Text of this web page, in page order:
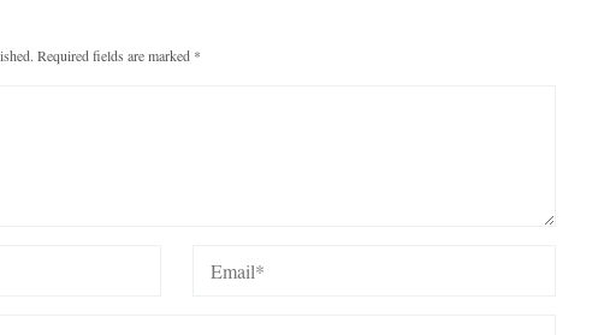
Required fields are marked *